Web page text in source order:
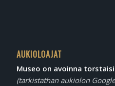
AUKIOLOAJAT
Museo on avoinna
(tarkistathan aukiolon